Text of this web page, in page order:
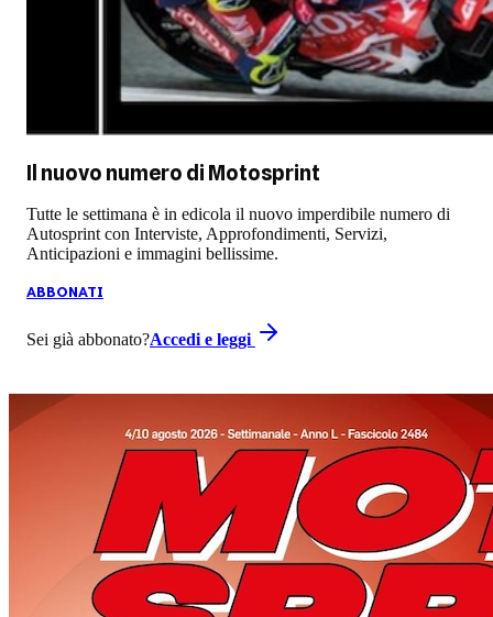
Il nuovo numero di Motosprint
Tutte le settimana è in edicola il nuovo imperdibile numero di
Autosprint con Interviste, Approfondimenti, Servizi,
Anticipazioni e immagini bellissime.
ABBONATI
Sei già abbonato?Accedi e leggi